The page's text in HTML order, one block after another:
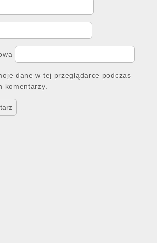
dane w tej przeglądarce podczas
komentarzy.